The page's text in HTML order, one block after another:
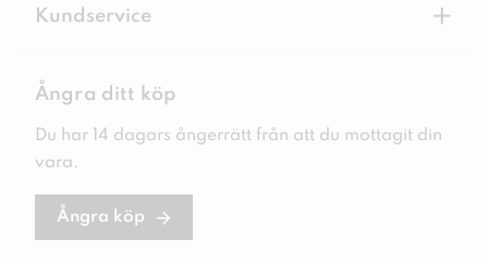
Kundservice +
Ångra ditt köp
Du har 14 dagars ångerrätt från att du mottagit din
vara.
Ångra köp